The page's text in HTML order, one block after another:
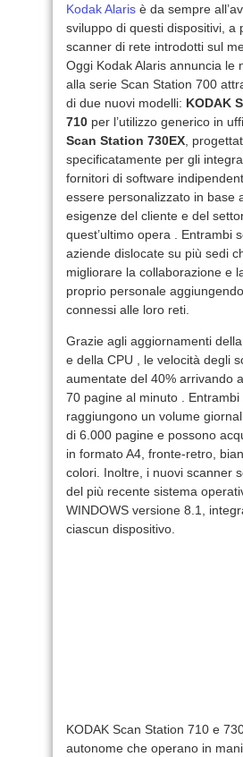
Kodak Alaris è da sempre
sviluppo di questi dispositivi, a
scanner di rete introdotti sul
Oggi Kodak Alaris annuncia le
alla serie Scan Station 700
di due nuovi modelli: KODAK
710 per l’utilizzo generico in
Scan Station 730EX ,
specificatamente per gli
fornitori di software
essere personalizzato in base
esigenze del cliente e del
quest’ultimo opera . Entrambi
aziende dislocate su più sedi
migliorare la collaborazione e
proprio personale
connessi alle loro reti.
Grazie agli aggiornamenti
e della CPU , le velocità degli
aumentate del 40% arrivando
70 pagine al minuto . Entrambi
raggiungono un volume
di 6.000 pagine e possono
in formato A4, fronte-retro,
colori. Inoltre, i nuovi scanner
del più recente sistema
WINDOWS versione 8.1,
ciascun dispositivo.
KODAK Scan Station 710 e
autonome che operano in